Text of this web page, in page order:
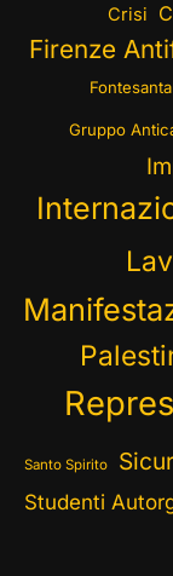
Crisi
Firenze
Fontesanta
Gruppo
Santo Spirito
Studenti